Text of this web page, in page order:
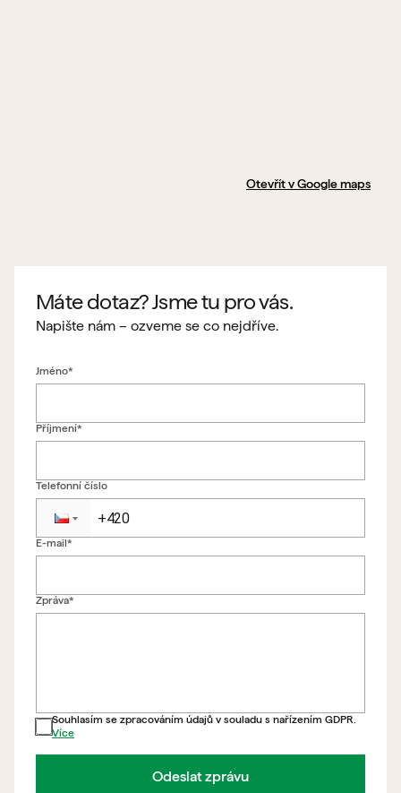
Otevřít v Google maps
Máte dotaz? Jsme tu pro vás.
Napište nám – ozveme se co nejdříve.
Zpět na formulář
Jméno*
Příjmení*
Telefonní číslo
E-mail*
Zpráva*
Souhlasím se zpracováním údajů v souladu s nařízením GDPR.
Více
Odeslat zprávu